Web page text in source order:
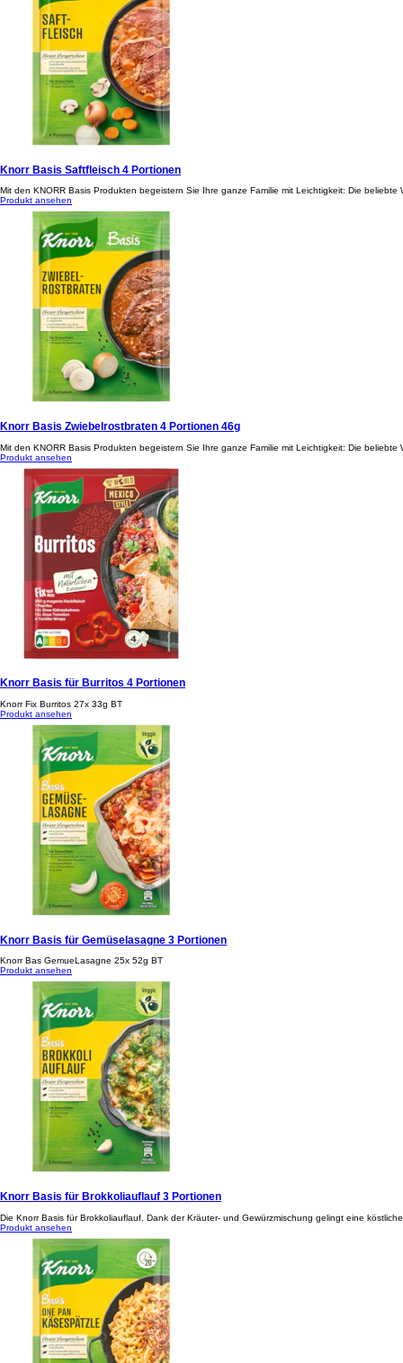
Knorr Basis Saftfleisch 4 Portionen
Mit den KNORR Basis Produkten begeistern Sie Ihre ganze Familie mit Leichtigkeit: Die
Produkt ansehen
Knorr Basis Zwiebelrostbraten 4 Portionen 46g
Mit den KNORR Basis Produkten begeistern Sie Ihre ganze Familie mit Leichtigkeit: Die
Produkt ansehen
Knorr Basis für Burritos 4 Portionen
Knorr Fix Burritos 27x 33g BT
Produkt ansehen
Knorr Basis für Gemüselasagne 3 Portionen
Knorr Bas GemueLasagne 25x 52g BT
Produkt ansehen
Knorr Basis für Brokkoliauflauf 3 Portionen
Die Knorr Basis für Brokkoliauflauf. Dank der Kräuter- und Gewürzmischung gelingt eine
Produkt ansehen